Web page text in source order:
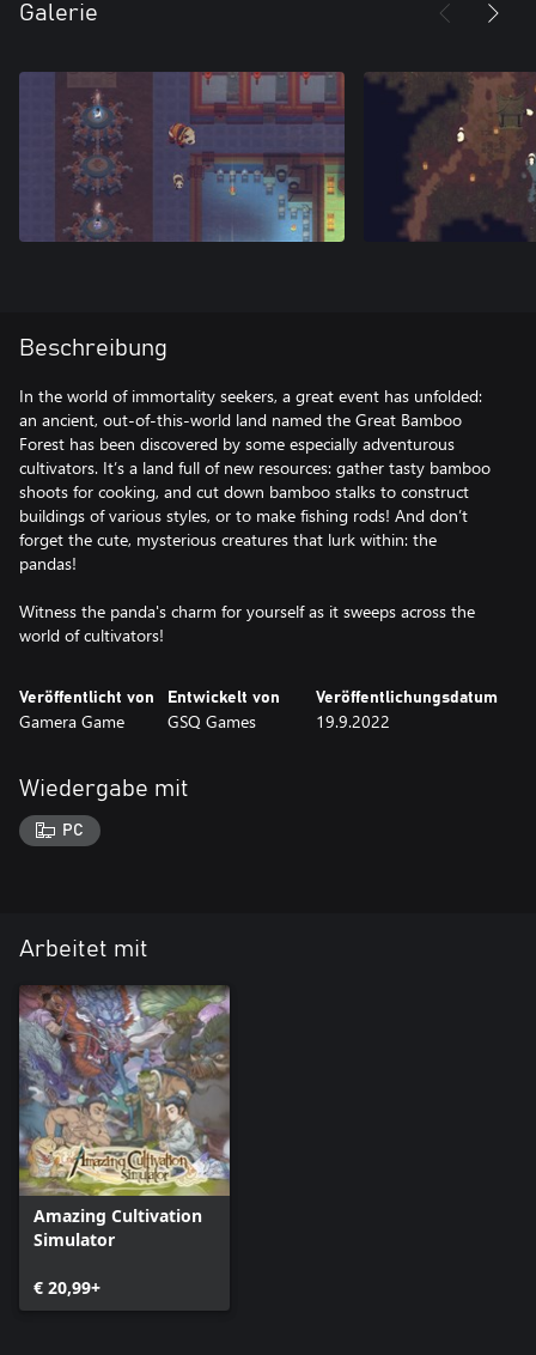
Galerie
Beschreibung
In the world of immortality seekers, a great event has unfolded:
an ancient, out-of-this-world land named the Great Bamboo
Forest has been discovered by some especially adventurous
cultivators. It’s a land full of new resources: gather tasty bamboo
shoots for cooking, and cut down bamboo stalks to construct
buildings of various styles, or to make fishing rods! And don’t
forget the cute, mysterious creatures that lurk within: the
pandas!
Witness the panda's charm for yourself as it sweeps across the
world of cultivators!
Veröffentlicht von
Gamera Game
Entwickelt von
GSQ Games
Veröffentlichungsdatum
19.9.2022
Wiedergabe mit
PC
Arbeitet mit
Amazing Cultivation
Simulator
€ 20,99+